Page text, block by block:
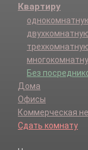
Квартиру
Без
Дома
Офисы
Коммерческая
Сдать комнату